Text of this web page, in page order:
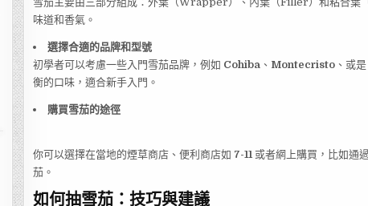
味道和香氣。
選擇合適的品牌和型號
初學者可以考慮一些入門雪茄品牌，例如 Cohiba、 Montecristo、或是
衡的口味，適合新手入門。
購買雪茄的途徑
你可以選擇在當地的煙草商店、便利商店如 7-11或者網上購買，比如通
茄。
如何抽雪茄：技巧與建議